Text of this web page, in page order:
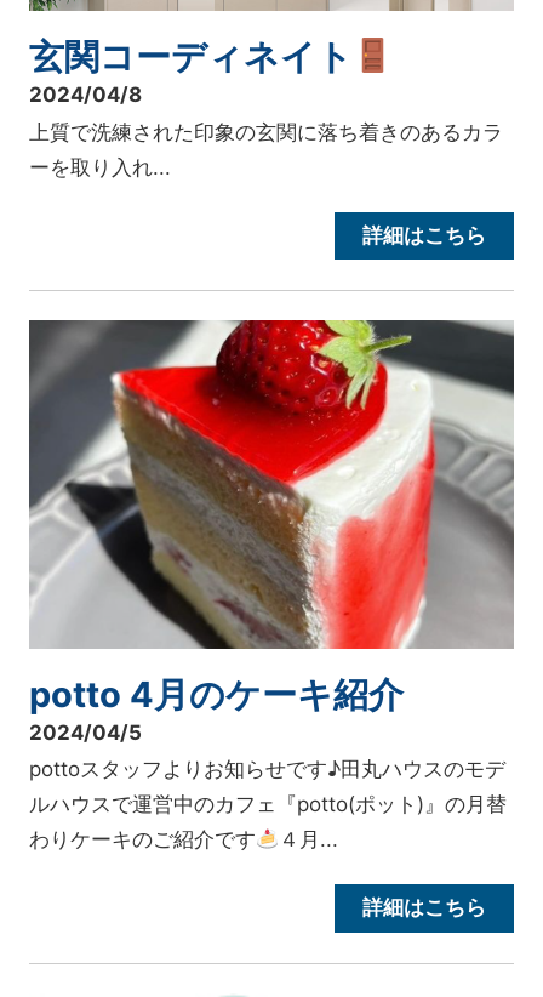
玄関コーディネイト
2024/04/8
上質で洗練された印象の玄関に落ち着きのあるカラ
ーを取り入れ...
詳細はこちら
potto 4月のケーキ紹介
2024/04/5
pottoスタッフよりお知らせです♪田丸ハウスのモデ
ルハウスで運営中のカフェ『potto(ポット)』の月替
わりケーキのご紹介です
４月...
詳細はこちら